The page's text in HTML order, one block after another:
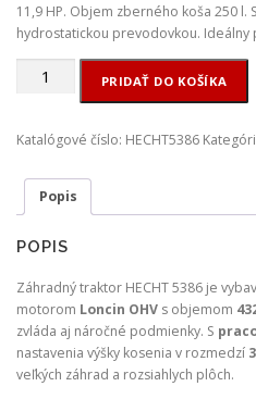
11,9 HP. Objem zberného koša 250 l.
hydrostatickou prevodovkou. Ideálny
množstvo
-
5386
PRIDAŤ DO KOŠÍKA
Katalógové číslo: HECHT5386
Popis
POPIS
Záhradný traktor HECHT 5386 je
motorom Loncin OHV s objemom
zvláda aj náročné podmienky. S
nastavenia výšky kosenia v rozmedzí
veľkých záhrad a rozsiahlych plôch.